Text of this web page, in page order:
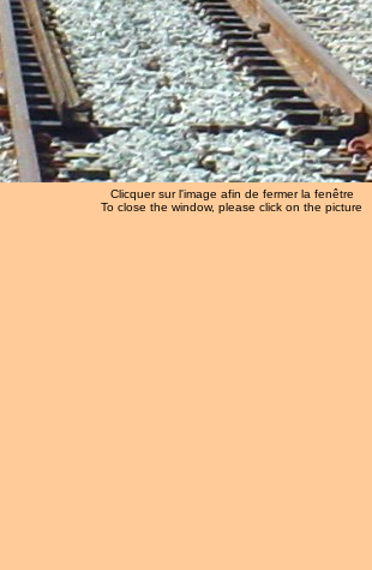
Clicquer sur l'image afin de fermer la fenêtre
To close the window, please click on the picture